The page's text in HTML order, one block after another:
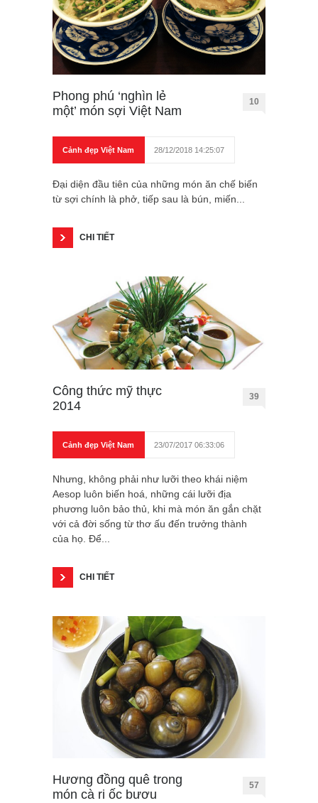
Phong phú ‘nghìn lẻ
một’ món sợi Việt Nam
10
Cảnh đẹp Việt Nam 28/12/2018 14:25:07
Đại diện đầu tiên của những món ăn chế biến
từ sợi chính là phở, tiếp sau là bún, miến...
CHI TIẾT
Công thức mỹ thực
2014
39
Cảnh đẹp Việt Nam 23/07/2017 06:33:06
Nhưng, không phải như lưỡi theo khái niệm
Aesop luôn biến hoá, những cái lưỡi địa
phương luôn bảo thủ, khi mà món ăn gắn chặt
với cả đời sống từ thơ ấu đến trưởng thành
của họ. Để...
CHI TIẾT
Hương đồng quê trong
món cà ri ốc bươu
57